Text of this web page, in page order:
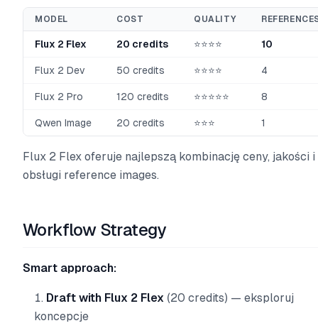
MODEL COST QUALITY
Flux 2 Flex 20 credits ⭐⭐⭐⭐ 10
Flux 2 Dev 50 credits ⭐⭐⭐⭐ 4
Flux 2 Pro 120 credits ⭐⭐⭐⭐⭐ 8
Qwen Image 20 credits ⭐⭐⭐ 1
Flux 2 Flex oferuje najlepszą kombinację ceny, jakości i
obsługi reference images.
Workflow Strategy
Smart approach:
Draft with Flux 2 Flex (20 credits) — eksploruj
koncepcje